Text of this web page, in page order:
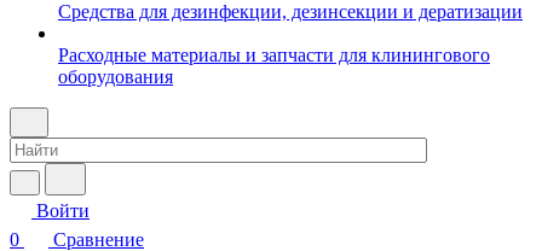
Средства для дезинфекции, дезинсекции и дератизации
Расходные материалы и запчасти для клинингового
оборудования
Войти
0
Сравнение